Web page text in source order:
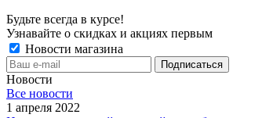
Будьте всегда в курсе!
Узнавайте о скидках и акциях первым
Новости магазина
Новости
Все новости
1 апреля 2022